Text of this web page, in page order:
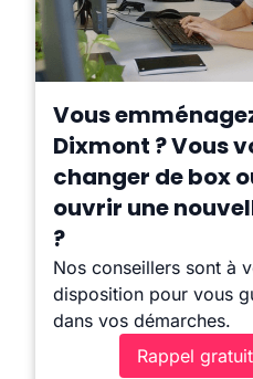
Vous
Dixmont ? Vous
changer de box
ouvrir une
?
Nos conseillers sont à
disposition pour vous
dans vos démarches.
Rappel gratuit